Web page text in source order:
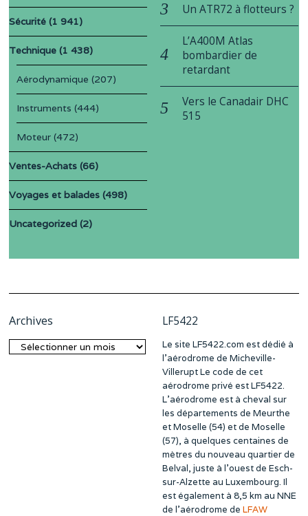
Sécurité (1 941)
Technique (1 438)
Aérodynamique (207)
Instruments (444)
Moteur (472)
Ventes-Achats (66)
Voyages et balades (498)
Uncategorized (2)
Un ATR72 à flotteurs ?
L’A400M Atlas
bombardier de
retardant
Vers le Canadair DHC
515
Archives
Archives
LF5422
Le site LF5422.com est dédié à
l’aérodrome de Micheville-
Villerupt Le code de cet
aérodrome privé est LF5422.
L’aérodrome est à cheval sur
les départements de Meurthe
et Moselle (54) et de Moselle
(57), à quelques centaines de
mètres du nouveau quartier de
Belval, juste à l’ouest de Esch-
sur-Alzette au Luxembourg. Il
est également à 8,5 km au NNE
de l’aérodrome de LFAW